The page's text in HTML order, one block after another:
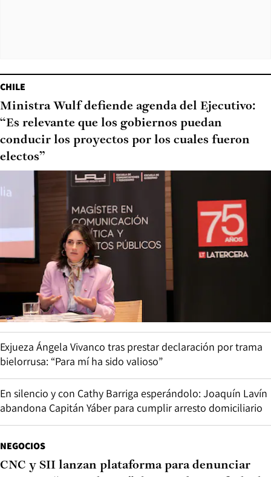
CHILE
Ministra Wulf defiende agenda del Ejecutivo:
“Es relevante que los gobiernos puedan
conducir los proyectos por los cuales fueron
electos”
Exjueza Ángela Vivanco tras prestar declaración por trama
bielorrusa: “Para mí ha sido valioso”
En silencio y con Cathy Barriga esperándolo: Joaquín Lavín
abandona Capitán Yáber para cumplir arresto domiciliario
NEGOCIOS
CNC y SII lanzan plataforma para denunciar